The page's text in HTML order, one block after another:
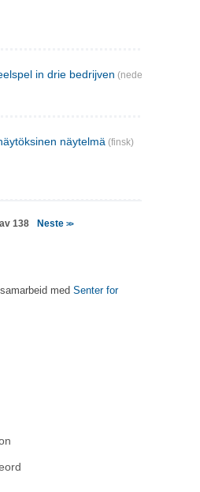
in drie bedrijven (nederlandsk)
näytelmä (finsk)
138 Neste >>
med Senter for